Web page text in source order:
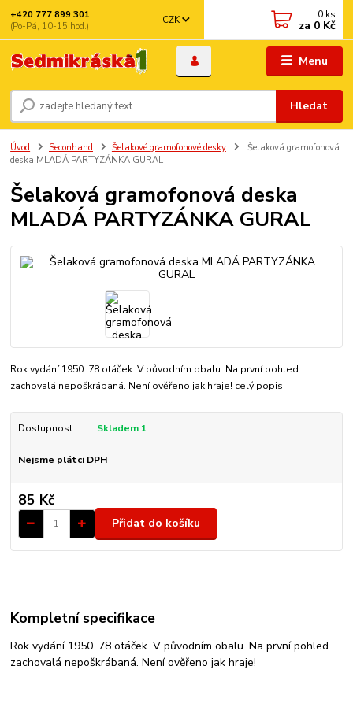
Menu
CZK
Hledat
+420 777 899 301
(Po-Pá, 10-15 hod.)
0 ks
za 0 Kč
Úvod Seconhand Šelakové gramofonové desky
Šelaková gramofonová
deska MLADÁ PARTYZÁNKA GURAL
Šelaková gramofonová deska
MLADÁ PARTYZÁNKA GURAL
Rok vydání 1950. 78 otáček. V původním obalu. Na první pohled
zachovalá nepoškrábaná. Není ověřeno jak hraje! celý popis
Dostupnost Skladem 1
Nejsme plátci DPH
85 Kč
Přidat do košíku
Kompletní specifikace
Rok vydání 1950. 78 otáček. V původním obalu. Na první pohled
zachovalá nepoškrábaná. Není ověřeno jak hraje!